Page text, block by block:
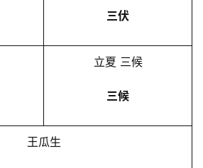
三伏
立夏 三候
三候
王瓜生